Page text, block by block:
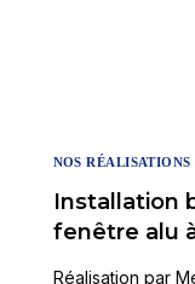
NOS RÉALISATIONS
Installation
fenêtre alu
Réalisation par